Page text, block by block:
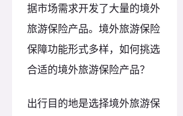
据市场需求开发了大量的境外
旅游保险产品。境外旅游保险
保障功能形式多样，如何挑选
合适的境外旅游保险产品？
出行目的地是选择境外旅游保